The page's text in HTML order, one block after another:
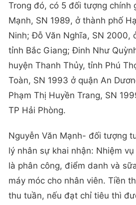
Trong đó, có 5 đối tượng chính
Mạnh, SN 1989, ở thành phố
Ninh; Đỗ Văn Nghĩa, SN 2000,
tỉnh Bắc Giang; Đinh Như
huyện Thanh Thủy, tỉnh Phú
Toàn, SN 1993 ở quận An
Phạm Thị Huyền Trang, SN
TP Hải Phòng.
Nguyễn Văn Mạnh- đối tượng
lý nhân sự khai nhận: Nhiệm
là phân công, điểm danh và
máy móc cho nhân viên. Tiền
thu tuần, nếu đạt chỉ tiêu thì